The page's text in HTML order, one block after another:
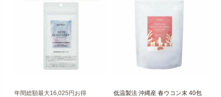
年間総額最大16,025円お得
低温製法 沖縄産 春ウコン末 40包